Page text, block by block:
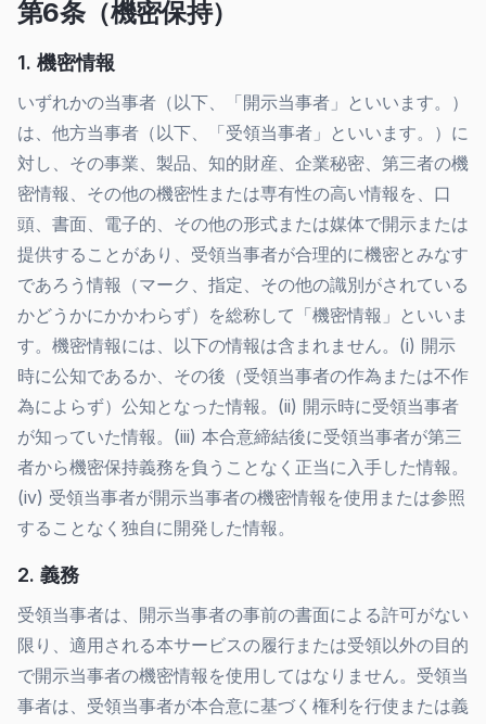
第6条（機密保持）
1. 機密情報
いずれかの当事者（以下、「開示当事者」といいます。）
は、他方当事者（以下、「受領当事者」といいます。）に
対し、その事業、製品、知的財産、企業秘密、第三者の機
密情報、その他の機密性または専有性の高い情報を、口
頭、書面、電子的、その他の形式または媒体で開示または
提供することがあり、受領当事者が合理的に機密とみなす
であろう情報（マーク、指定、その他の識別がされている
かどうかにかかわらず）を総称して「機密情報」といいま
す。機密情報には、以下の情報は含まれません。(i) 開示
時に公知であるか、その後（受領当事者の作為または不作
為によらず）公知となった情報。(ii) 開示時に受領当事者
が知っていた情報。(iii) 本合意締結後に受領当事者が第三
者から機密保持義務を負うことなく正当に入手した情報。
(iv) 受領当事者が開示当事者の機密情報を使用または参照
することなく独自に開発した情報。
2. 義務
受領当事者は、開示当事者の事前の書面による許可がない
限り、適用される本サービスの履行または受領以外の目的
で開示当事者の機密情報を使用してはなりません。受領当
事者は、受領当事者が本合意に基づく権利を行使または義